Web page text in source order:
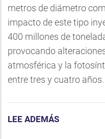
metros de diámetro
impacto de este tipo
400 millones de
provocando
atmosférica y la
entre tres y cuatro años.
LEE ADEMÁS